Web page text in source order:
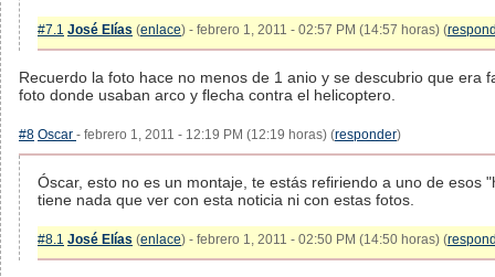
#7.1 José Elías (enlace) - febrero 1, 2011 - 02:57 PM (14:57 horas) (
Recuerdo la foto hace no menos de 1 anio y se descubrio que era
foto donde usaban arco y flecha contra el helicoptero.
#8 Oscar - febrero 1, 2011 - 12:19 PM (12:19 horas) (responder)
Óscar, esto no es un montaje, te estás refiriendo a uno de esos
tiene nada que ver con esta noticia ni con estas fotos.
#8.1 José Elías (enlace) - febrero 1, 2011 - 02:50 PM (14:50 horas) (